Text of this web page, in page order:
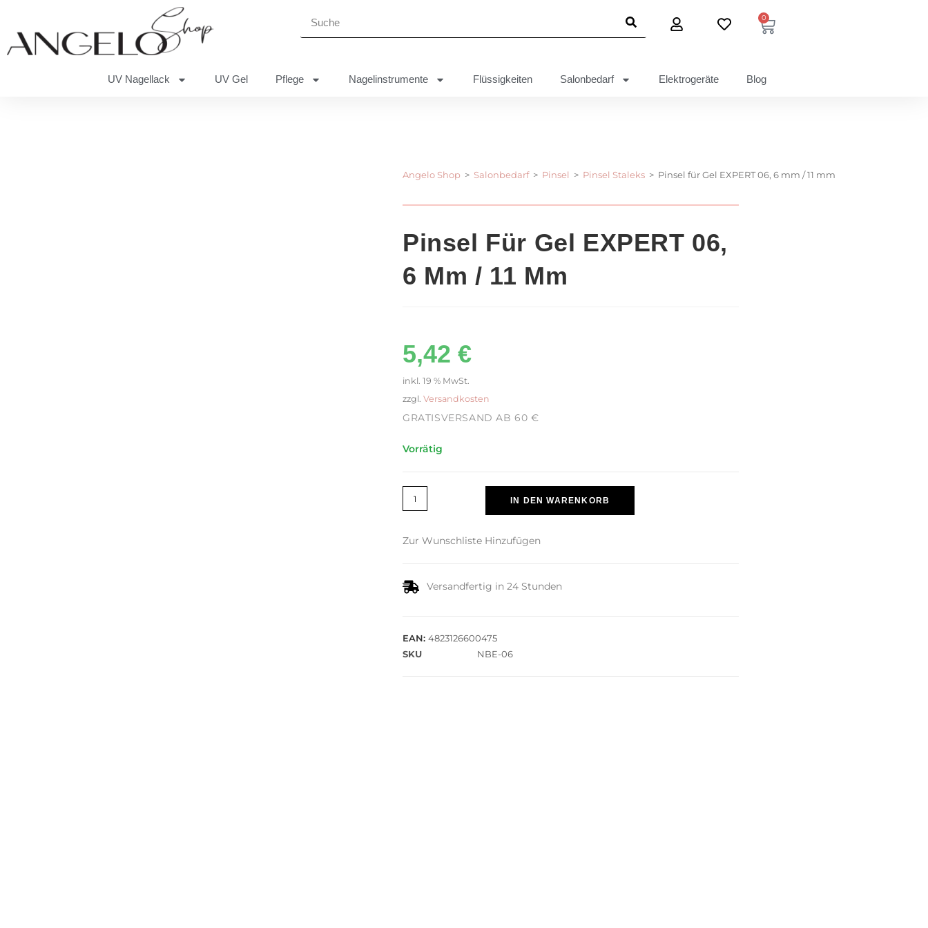
0
UV Nagellack UV Gel Pflege Nagelinstrumente Flüssigkeiten Salonbedarf Elektrogeräte Blog
Angelo Shop > Salonbedarf > Pinsel > Pinsel Staleks > Pinsel für Gel EXPERT 06, 6 mm / 11 mm
Pinsel Für Gel EXPERT 06,
6 Mm / 11 Mm
5,42 €
inkl. 19 % MwSt.
zzgl. Versandkosten
GRATISVERSAND AB 60 €
Vorrätig
IN DEN WARENKORB
Zur Wunschliste Hinzufügen
Versandfertig in 24 Stunden
EAN: 4823126600475
SKU
NBE-06